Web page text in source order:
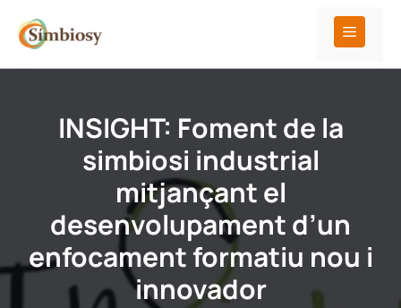
contingut
INSIGHT: Foment de la
simbiosi industrial
mitjançant el
desenvolupament d’un
enfocament formatiu nou i
innovador